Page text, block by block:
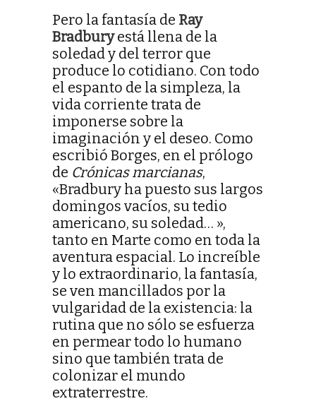
Pero la fantasía de Ray
Bradbury está llena de la
soledad y del terror que
produce lo cotidiano. Con todo
el espanto de la simpleza, la
vida corriente trata de
imponerse sobre la
imaginación y el deseo. Como
escribió Borges, en el prólogo
de Crónicas marcianas,
«Bradbury ha puesto sus largos
domingos vacíos, su tedio
americano, su soledad… »,
tanto en Marte como en toda la
aventura espacial. Lo increíble
y lo extraordinario, la fantasía,
se ven mancillados por la
vulgaridad de la existencia: la
rutina que no sólo se esfuerza
en permear todo lo humano
sino que también trata de
colonizar el mundo
extraterrestre.